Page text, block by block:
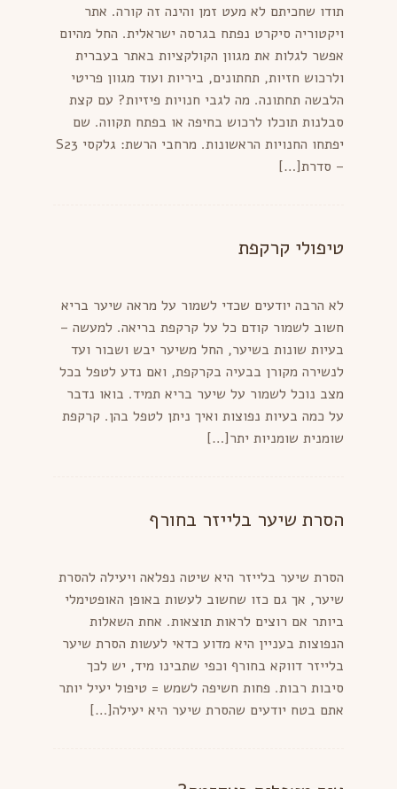
תודו שחכיתם לא מעט זמן והינה זה קורה. אתר
ויקטוריה סיקרט נפתח בגרסה ישראלית. החל מהיום
אפשר לגלות את מגוון הקולקציות באתר בעברית
ולרכוש חזיות, תחתונים, ביריות ועוד מגוון פריטי
הלבשה תחתונה. מה לגבי חנויות פיזיות? עם קצת
סבלנות תוכלו לרכוש בחיפה או בפתח תקווה. שם
יפתחו החנויות הראשונות. מרחבי הרשת: גלקסי S23
– סדרת[…]
טיפולי קרקפת
לא הרבה יודעים שכדי לשמור על מראה שיער בריא
חשוב לשמור קודם כל על קרקפת בריאה. למעשה –
בעיות שונות בשיער, החל משיער יבש ושבור ועד
לנשירה מקורן בבעיה בקרקפת, ואם נדע לטפל בכל
מצב נוכל לשמור על שיער בריא תמיד. בואו נדבר
על כמה בעיות נפוצות ואיך ניתן לטפל בהן. קרקפת
שומנית שומניות יתר[…]
הסרת שיער בלייזר בחורף
הסרת שיער בלייזר היא שיטה נפלאה ויעילה להסרת
שיער, אך גם כזו שחשוב לעשות באופן האופטימלי
ביותר אם רוצים לראות תוצאות. אחת השאלות
הנפוצות בעניין היא מדוע כדאי לעשות הסרת שיער
בלייזר דווקא בחורף וכפי שתבינו מיד, יש לכך
סיבות רבות. פחות חשיפה לשמש = טיפול יעיל יותר
אתם בטח יודעים שהסרת שיער היא יעילה[…]